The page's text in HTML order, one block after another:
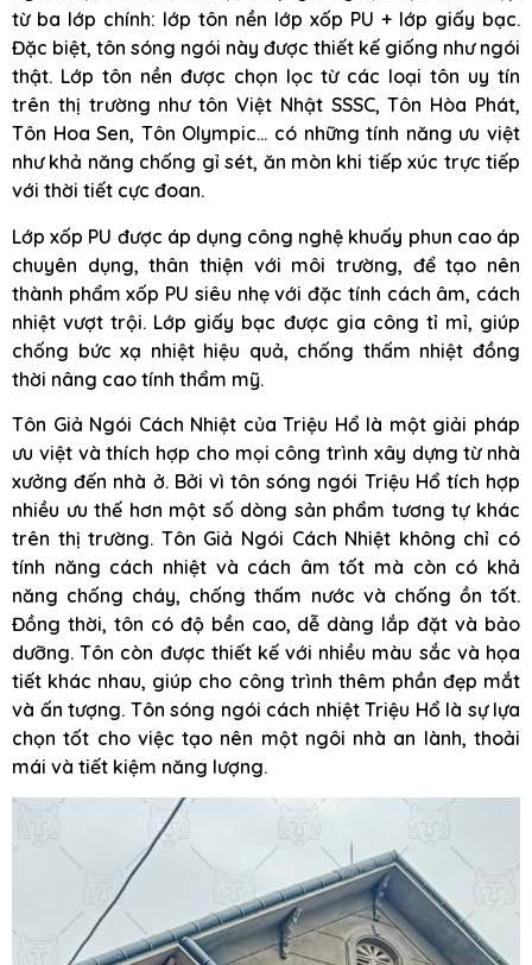
từ ba lớp chính: lớp tôn nền lớp xốp PU + lớp giấy bạc.
Đặc biệt, tôn sóng ngói này được thiết kế giống như ngói
thật. Lớp tôn nền được chọn lọc từ các loại tôn uy tín
trên thị trường như tôn Việt Nhật SSSC, Tôn Hòa Phát,
Tôn Hoa Sen, Tôn Olympic… có những tính năng ưu việt
như khả năng chống gỉ sét, ăn mòn khi tiếp xúc trực tiếp
với thời tiết cực đoan.
Lớp xốp PU được áp dụng công nghệ khuấy phun cao áp
chuyên dụng, thân thiện với môi trường, để tạo nên
thành phẩm xốp PU siêu nhẹ với đặc tính cách âm, cách
nhiệt vượt trội. Lớp giấy bạc được gia công tỉ mỉ, giúp
chống bức xạ nhiệt hiệu quả, chống thấm nhiệt đồng
thời nâng cao tính thẩm mỹ.
Tôn Giả Ngói Cách Nhiệt của Triệu Hổ là một giải pháp
ưu việt và thích hợp cho mọi công trình xây dựng từ nhà
xưởng đến nhà ở. Bởi vì tôn sóng ngói Triệu Hổ tích hợp
nhiều ưu thế hơn một số dòng sản phẩm tương tự khác
trên thị trường. Tôn Giả Ngói Cách Nhiệt không chỉ có
tính năng cách nhiệt và cách âm tốt mà còn có khả
năng chống cháy, chống thấm nước và chống ồn tốt.
Đồng thời, tôn có độ bền cao, dễ dàng lắp đặt và bảo
dưỡng. Tôn còn được thiết kế với nhiều màu sắc và họa
tiết khác nhau, giúp cho công trình thêm phần đẹp mắt
và ấn tượng. Tôn sóng ngói cách nhiệt Triệu Hổ là sự lựa
chọn tốt cho việc tạo nên một ngôi nhà an lành, thoải
mái và tiết kiệm năng lượng.